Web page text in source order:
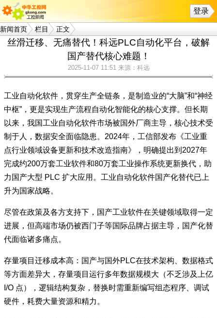
登录
新闻首页 栏目 正文
丝滑迁移、无痛替代！科远PLC自动化平台，破解
国产替代核心难题！
2025-11-07 11:51 来源：科远
工业自动化软件，贯穿生产全链条，是制造业的“大脑”和“神经
中枢”，更是实现生产流程自动化智能化的核心支撑。但长期
以来，我国工业自动化软件市场被国外厂商主导，核心技术受
制于人，数据安全面临隐患。2024年，工信部发布《工业重
点行业领域设备更新和技术改造指南》，明确提出到2027年
完成约200万套工业软件和80万套工业操作系统更新换代，助
力国产大型 PLC 扩大应用。工业自动化软件国产化替代已上
升为国家战略。
尽管在政策及各方支持下，国产工业软件在关键领域取得一定
进展，但高端市场仍被西门子等国际品牌占据主导，国产化替
代面临诸多痛点。
存量项目迁移成本高：国产与国外PLC在技术架构、数据格式
等方面差异大，存量项目运行多年数据规模大（不乏涉及上亿
I/O 点），逻辑结构复杂，替换时需重新编写组态程序、调试
硬件，耗费大量资源和精力。